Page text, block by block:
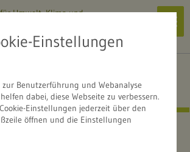
Umwelt, Klima und
Einstellungen
zur Benutzerführung und Webanalyse
dabei, diese Webseite zu verbessern.
Einstellungen jederzeit über den
öffnen und die Einstellungen